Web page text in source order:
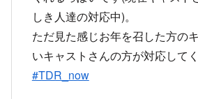
— しゅんせい (@a_lot_of_games)
2022